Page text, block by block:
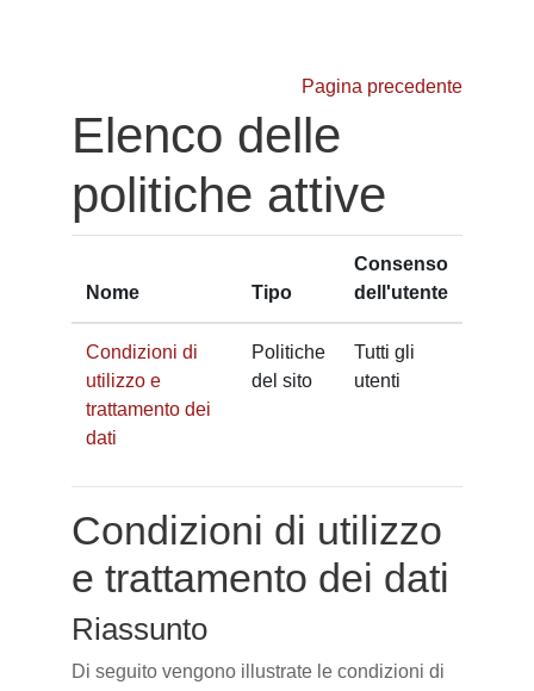
Pagina precedente
Elenco delle
politiche attive
Nome Tipo
Consenso
dell'utente
Condizioni di
utilizzo e
trattamento dei
dati
Politiche
del sito
Tutti gli
utenti
Condizioni di utilizzo
e trattamento dei dati
Riassunto
Di seguito vengono illustrate le condizioni di